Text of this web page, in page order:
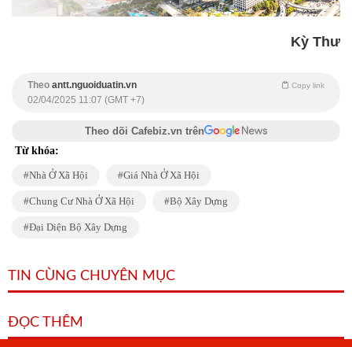
Kỳ Thư
Theo antt.nguoiduatin.vn Copy link
02/04/2025 11:07 (GMT +7)
Theo dõi Cafebiz.vn trên
Từ khóa:
Nhà Ở Xã Hội Giá Nhà Ở Xã Hội
Chung Cư Nhà Ở Xã Hội Bộ Xây Dựng
Đại Diện Bộ Xây Dựng
TIN CÙNG CHUYÊN MỤC
ĐỌC THÊM